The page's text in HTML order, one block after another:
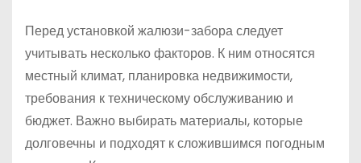
Перед установкой жалюзи-забора следует
учитывать несколько факторов. К ним относятся
местный климат, планировка недвижимости,
требования к техническому обслуживанию и
бюджет. Важно выбирать материалы, которые
долговечны и подходят к сложившимся погодным